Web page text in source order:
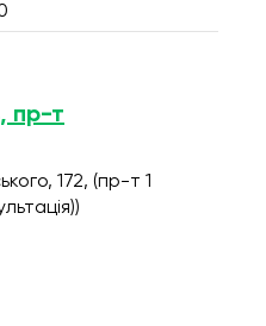
пр-т
172, (пр-т 1